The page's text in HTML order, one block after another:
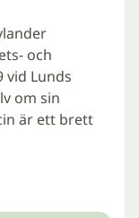
och
vid Lunds
om sin
är ett brett